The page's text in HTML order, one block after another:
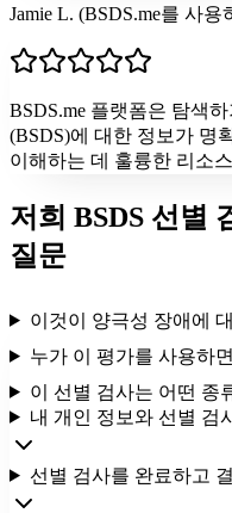
Jamie L. (BSDS.me를 사
BSDS.me 플랫폼은 탐색
(BSDS)에 대한 정보가 명
이해하는 데 훌륭한 리소
저희 BSDS 선별
질문
이것이 양극성 장애에
누가 이 평가를 사용하
이 선별 검사는 어떤 종
내 개인 정보와 선별 검
선별 검사를 완료하고